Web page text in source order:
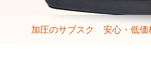
加圧のサブスク 安心・低価